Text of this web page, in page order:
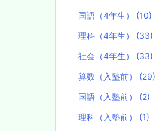
国語（4年生） (10)
理科（4年生） (33)
社会（4年生） (33)
算数（入塾前） (29)
国語（入塾前） (2)
理科（入塾前） (1)